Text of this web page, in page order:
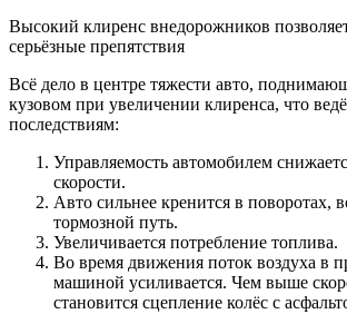
Высокий клиренс внедорожников
серьёзные препятствия
Всё дело в центре тяжести авто,
кузовом при увеличении клиренса, что
последствиям:
Управляемость автомобилем
скорости.
Авто сильнее кренится в поворотах,
тормозной путь.
Увеличивается потребление топлива.
Во время движения поток воздуха в
машиной усиливается. Чем выше
становится сцепление колёс с